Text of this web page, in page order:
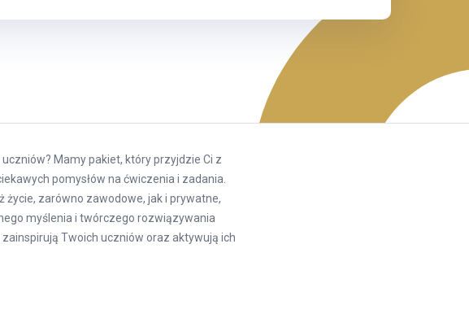
Mamy pakiet, który przyjdzie Ci z
pomysłów na ćwiczenia i zadania.
życie, zarówno zawodowe, jak i prywatne,
myślenia i twórczego rozwiązywania
Twoich uczniów oraz aktywują ich